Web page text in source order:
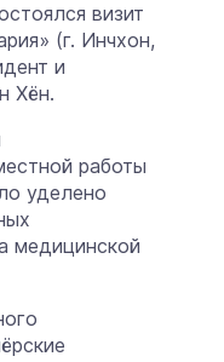
визит
(г. Инчхон,
и
Хён.
работы
уделено
медицинской